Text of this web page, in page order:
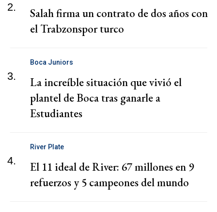
2.
Salah firma un contrato de dos años con
el Trabzonspor turco
3.
Boca Juniors
La increíble situación que vivió el
plantel de Boca tras ganarle a
Estudiantes
4.
River Plate
El 11 ideal de River: 67 millones en 9
refuerzos y 5 campeones del mundo